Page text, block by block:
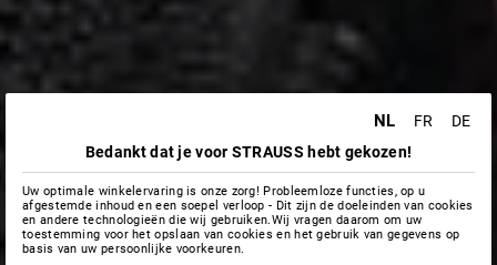
NL FR
DE
Bedankt dat je voor STRAUSS hebt gekozen!
Uw optimale winkelervaring is onze zorg! Probleemloze functies, op u
afgestemde inhoud en een soepel verloop - Dit zijn de doeleinden van cookies
en andere technologieën die wij gebruiken.Wij vragen daarom om uw
toestemming voor het opslaan van cookies en het gebruik van gegevens op
basis van uw persoonlijke voorkeuren.